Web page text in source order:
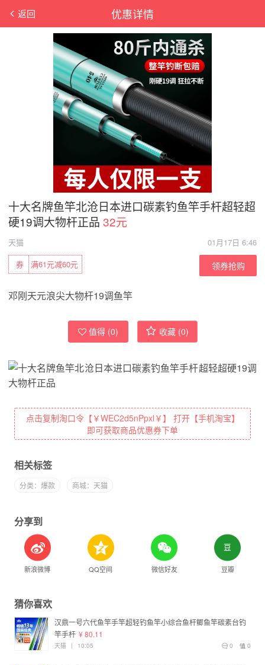
优惠详情
返回
十大名牌鱼竿北沧日本进口碳素钓鱼竿手杆超轻超
硬19调大物杆正品 32元
天猫
01月17日 6:46
满61元减60元
券 领券抢购
邓刚天元浪尖大物杆19调鱼竿
值得 (0) 收藏 (0)
点击复制淘口令【￥WEC2d5nPpxl￥】 打开【手机淘宝】
即可获取商品优惠券下单
相关标签
分类：爆款 商城：天猫
分享到
新浪微博 QQ空间 微信好友 豆瓣
猜你喜欢
汉鼎一号六代鱼竿手竿超轻钓鱼竿小综合鱼杆鲫鱼竿碳素台钓
竿手杆 ¥ 80.11
0
0
天猫 | 10:05